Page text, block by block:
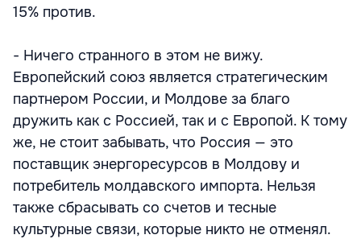
15% против.
- Ничего странного в этом не вижу.
Европейский союз является стратегическим
партнером России, и Молдове за благо
дружить как с Россией, так и c Европой. К тому
же, не стоит забывать, что Россия — это
поставщик энергоресурсов в Молдову и
потребитель молдавского импорта. Нельзя
также сбрасывать со счетов и тесные
культурные связи, которые никто не отменял.